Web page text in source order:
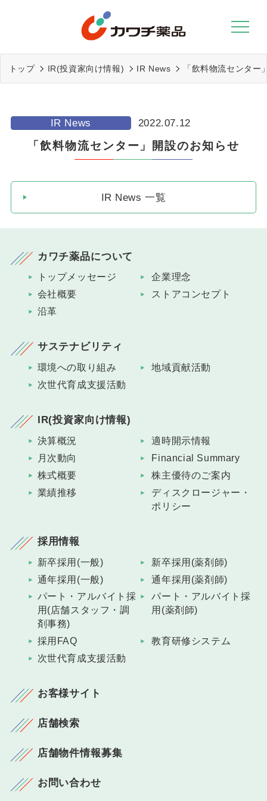
トップ IR(投資家向け情報) IR News 「飲料物流センター
IR News 2022.07.12
「飲料物流センター」開設のお知らせ
IR News 一覧
カワチ薬品について
トップメッセージ
企業理念
会社概要
ストアコンセプト
沿革
サステナビリティ
環境への取り組み
地域貢献活動
次世代育成支援活動
IR(投資家向け情報)
決算概況
適時開示情報
月次動向
Financial Summary
株式概要
株主優待のご案内
業績推移
ディスクロージャー・
ポリシー
採用情報
新卒採用(一般)
新卒採用(薬剤師)
通年採用(一般)
通年採用(薬剤師)
パート・アルバイト採
用(店舗スタッフ・調
剤事務)
パート・アルバイト採
用(薬剤師)
採用FAQ
教育研修システム
次世代育成支援活動
お客様サイト
店舗検索
店舗物件情報募集
お問い合わせ